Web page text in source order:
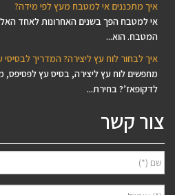
איך מתכננים אי למטבח מעץ לפי מידה?
אי למטבח הפך בשנים האחרונות לאחד
המטבח. הוא...
איך לבחור לוח עץ ליצירה? המדריך
מחפשים לוח עץ ליצירה, בסיס עץ
לדקופאז’? בחירת...
צור קשר